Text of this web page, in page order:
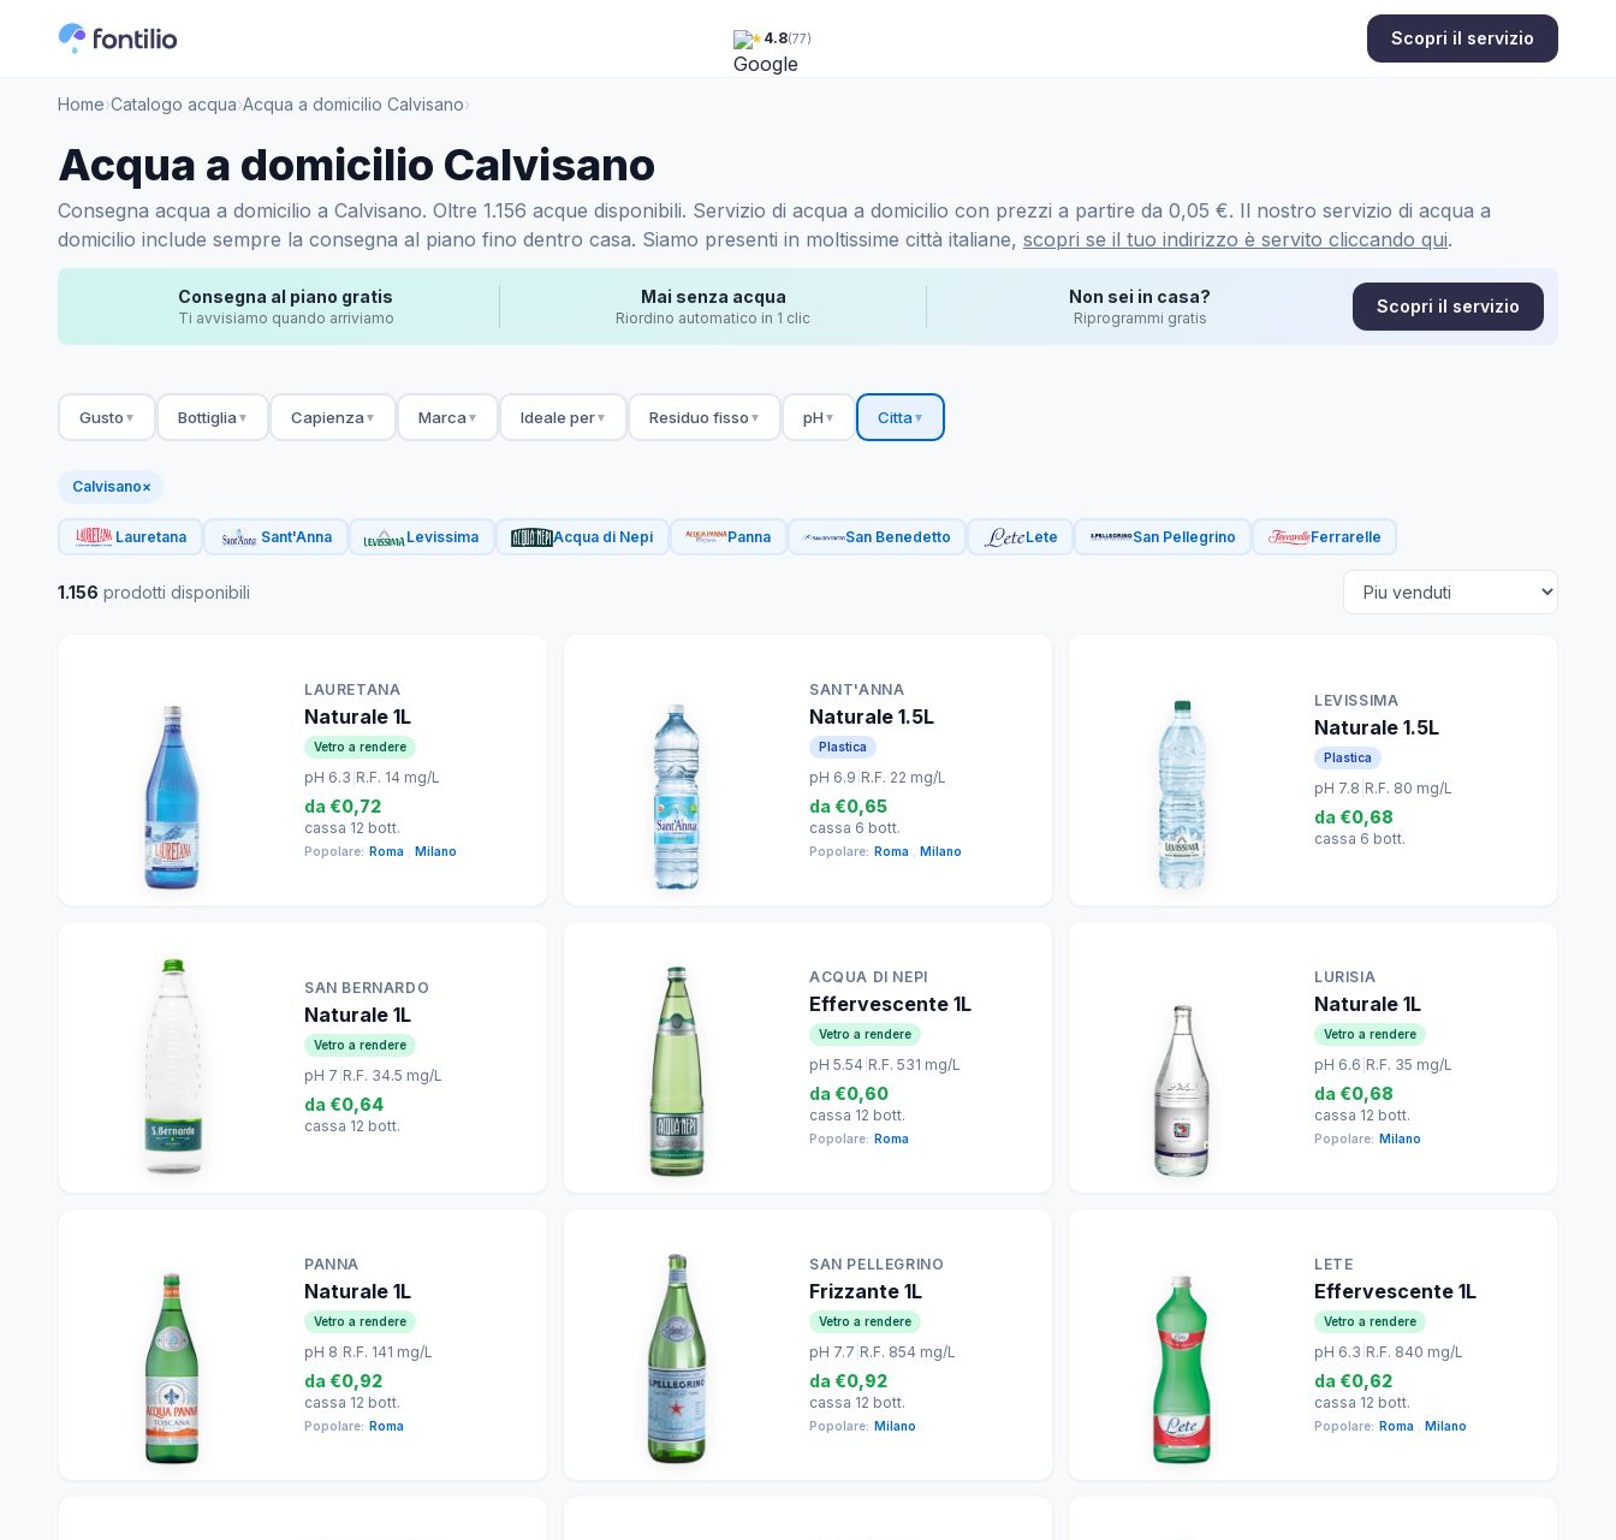
★4.8(77) Scopri il servizio
Home›Catalogo acqua›Acqua a domicilio Calvisano›
Acqua a domicilio Calvisano
Consegna acqua a domicilio a Calvisano. Oltre 1.156 acque disponibili. Servizio di acqua a domicilio con prezzi a partire da 0,05 €. Il nostro servizio di acqua a
domicilio include sempre la consegna al piano fino dentro casa. Siamo presenti in moltissime città italiane, scopri se il tuo indirizzo è servito cliccando qui.
Consegna al piano gratis
Ti avvisiamo quando arriviamo
Mai senza acqua
Riordino automatico in 1 clic
Non sei in casa?
Riprogrammi gratis
Scopri il servizio
Gusto ▼ Bottiglia ▼ Capienza ▼ Marca ▼ Ideale per▼ Residuo fisso ▼ pH ▼ Citta▼
Calvisano×
Lauretana Sant'Anna Levissima Acqua di Nepi Panna San Benedetto Lete San Pellegrino Ferrarelle
1.156 prodotti disponibili
LAURETANA
Naturale 1L
Vetro a rendere
pH 6.3 R.F. 14 mg/L
da €0,72
cassa 12 bott.
Popolare: Roma Milano
SANT'ANNA
Naturale 1.5L
Plastica
pH 6.9 R.F. 22 mg/L
da €0,65
cassa 6 bott.
Popolare: Roma Milano
LEVISSIMA
Naturale 1.5L
Plastica
pH 7.8 R.F. 80 mg/L
da €0,68
cassa 6 bott.
SAN BERNARDO
Naturale 1L
Vetro a rendere
pH 7 R.F. 34.5 mg/L
da €0,64
cassa 12 bott.
ACQUA DI NEPI
Effervescente 1L
Vetro a rendere
pH 5.54 R.F. 531 mg/L
da €0,60
cassa 12 bott.
Popolare: Roma
LURISIA
Naturale 1L
Vetro a rendere
pH 6.6 R.F. 35 mg/L
da €0,68
cassa 12 bott.
Popolare: Milano
PANNA
Naturale 1L
Vetro a rendere
pH 8 R.F. 141 mg/L
da €0,92
cassa 12 bott.
Popolare: Roma
SAN PELLEGRINO
Frizzante 1L
Vetro a rendere
pH 7.7 R.F. 854 mg/L
da €0,92
cassa 12 bott.
Popolare: Milano
LETE
Effervescente 1L
Vetro a rendere
pH 6.3 R.F. 840 mg/L
da €0,62
cassa 12 bott.
Popolare: Roma Milano